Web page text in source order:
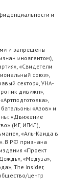
и
и запрещены
иноагентом),
«Свидетели
союз»,
сектор», УНА-
дивижн»,
«Азов» и
«Движение
(ИГ, ИГИЛ),
«Аль-Каида в
В РФ признана
«Проект
«Медуза»,
The Insider,
центр